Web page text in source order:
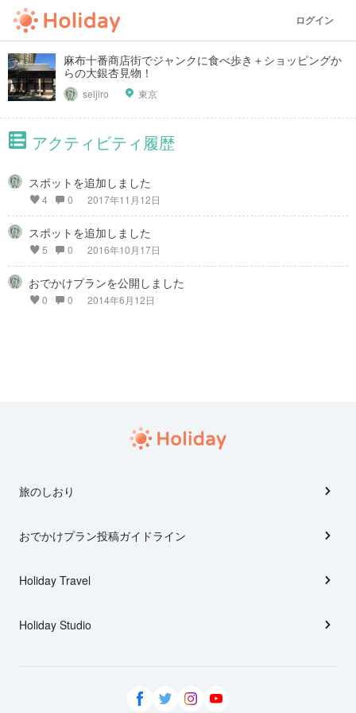
ログイン
麻布十番商店街でジャンクに食べ歩き＋ショッピングか
らの大銀杏見物！
seijiro 東京
アクティビティ履歴
スポットを追加しました
4 0 2017年11月12日
スポットを追加しました
5 0 2016年10月17日
おでかけプランを公開しました
0 0 2014年6月12日
旅のしおり
おでかけプラン投稿ガイドライン
Holiday Travel
Holiday Studio